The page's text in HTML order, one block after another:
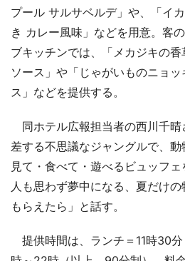
プール サルサベルデ」や、「イ
き カレー風味」などを用意。客
ブキッチンでは、「メカジキの
ソース」や「じゃがいものニョ
ス」などを提供する。
同ホテル広報担当者の西川千晴
差する不思議なジャングルで、動
見て・食べて・遊べるビュッフ
人も思わず夢中になる、夏だけ
もらえたら」と話す。
提供時間は、ランチ＝11時30